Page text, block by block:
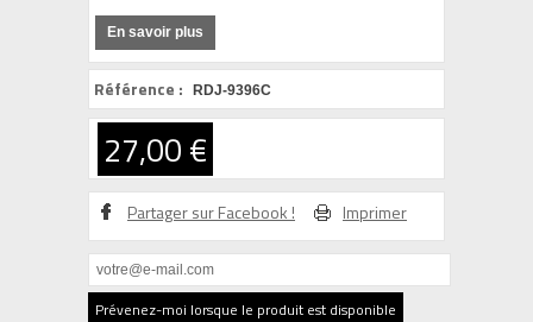
En savoir plus
Référence : RDJ-9396C
27,00 €
Partager sur Facebook ! Imprimer
Prévenez-moi lorsque le produit est disponible